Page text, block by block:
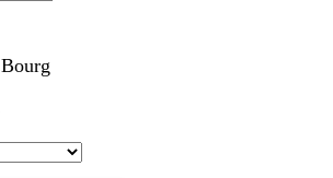
Trié
popularité